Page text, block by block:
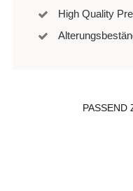
High Quality
PASSEND